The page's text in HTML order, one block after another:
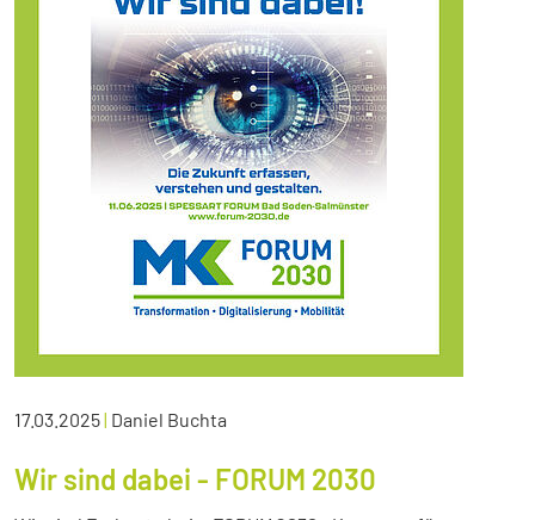
17.03.2025| Daniel Buchta
Wir sind dabei - FORUM 2030